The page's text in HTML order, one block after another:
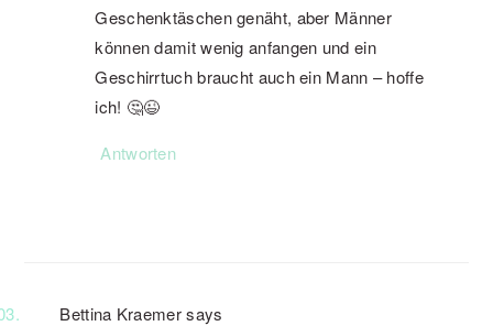
Geschenktäschen genäht, aber Männer
können damit wenig anfangen und ein
Geschirrtuch braucht auch ein Mann – hoffe
ich! 🤔😉
Antworten
Bettina Kraemer says